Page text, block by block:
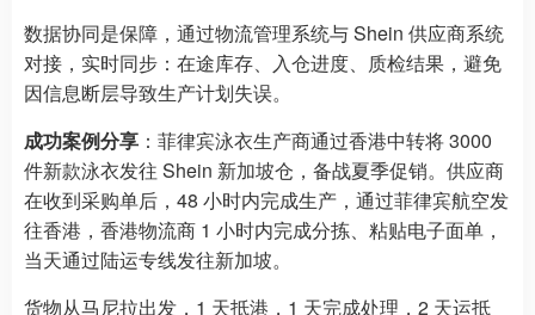
数据协同是保障，通过物流管理系统与 Shein 供应商系统
对接，实时同步：在途库存、入仓进度、质检结果，避免
因信息断层导致生产计划失误。
成功案例分享 ：菲律宾泳衣生产商通过香港中转将 3000
件新款泳衣发往 Shein 新加坡仓，备战夏季促销。供应商
在收到采购单后，48 小时内完成生产，通过菲律宾航空发
往香港，香港物流商 1 小时内完成分拣、粘贴电子面单，
当天通过陆运专线发往新加坡。
货物从马尼拉出发，1 天抵港，1 天完成处理，2 天运抵